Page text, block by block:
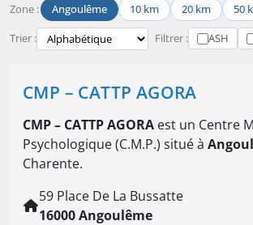
Zone : Angoulême 10 km 20 km 50
Trier : Filtrer : ASH
CMP – CATTP AGORA
CMP – CATTP AGORA est un Centre
Psychologique (C.M.P.) situé à
Charente.
59 Place De La Bussatte
16000 Angoulême